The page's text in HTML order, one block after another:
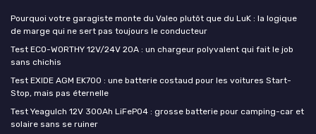
Pourquoi votre garagiste monte du Valeo plutôt que du LuK : la logique
de marge qui ne sert pas toujours le conducteur
Test ECO-WORTHY 12V/24V 20A : un chargeur polyvalent qui fait le job
sans chichis
Test EXIDE AGM EK700 : une batterie costaud pour les voitures Start-
Stop, mais pas éternelle
Test Yeagulch 12V 300Ah LiFePO4 : grosse batterie pour camping-car et
solaire sans se ruiner